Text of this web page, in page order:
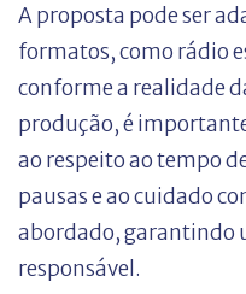
A proposta pode ser
formatos, como rádio
conforme a realidade
produção, é
ao respeito ao tempo
pausas e ao cuidado
abordado, garantindo
responsável.